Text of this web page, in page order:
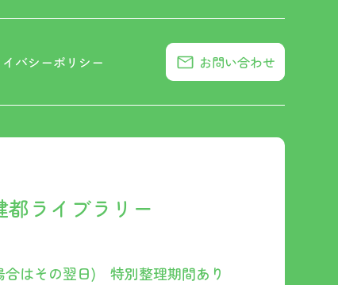
バシーポリシー お問い合わせ
ライブラリー
合はその翌日) 特別整理期間あり